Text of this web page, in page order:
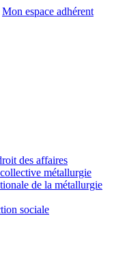
Mon espace adhérent
des affaires
métallurgie
de la métallurgie
sociale